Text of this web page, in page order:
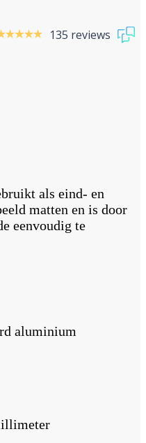
135 reviews
als eind- en
matten en is door
eenvoudig te
aluminium